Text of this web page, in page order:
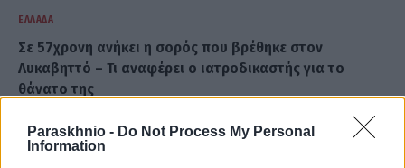
Paraskhnio - Do Not Process My Personal
Information
ΕΛΛΆΔΑ
Σε 57χρονη ανήκει η σορός που βρέθηκε στον
Λυκαβηττό – Τι αναφέρει ο ιατροδικαστής για το
θάνατο της